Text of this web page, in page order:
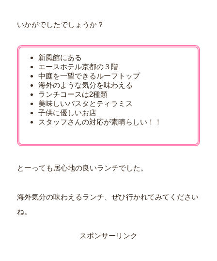
いかがでしたでしょうか？
新風館にある
エースホテル京都の３階
中庭を一望できるルーフトップ
海外のような気分を味わえる
ランチコースは2種類
美味しいパスタとティラミス
子供に優しいお店
スタッフさんの対応が素晴らしい！！
とーっても居心地の良いランチでした。
海外気分の味わえるランチ、ぜひ行かれてみてください
ね。
スポンサーリンク